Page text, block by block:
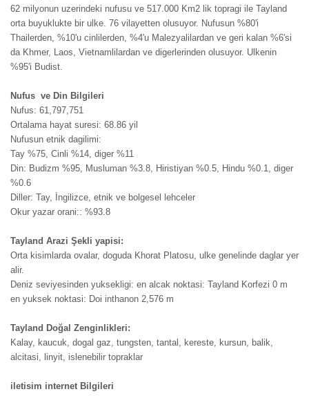
62 milyonun uzerindeki nufusu ve 517.000 Km2 lik topragi ile Tayland
orta buyuklukte bir ulke. 76 vilayetten olusuyor. Nufusun %80'i
Thailerden, %10'u cinlilerden, %4'u Malezyalilardan ve geri kalan %6'si
da Khmer, Laos, Vietnamlilardan ve digerlerinden olusuyor. Ulkenin
%95'i Budist.
Nufus ve Din Bilgileri
Nufus: 61,797,751
Ortalama hayat suresi: 68.86 yil
Nufusun etnik dagilimi:
Tay %75, Cinli %14, diger %11
Din: Budizm %95, Musluman %3.8, Hiristiyan %0.5, Hindu %0.1, diger
%0.6
Diller: Tay, İngilizce, etnik ve bolgesel lehceler
Okur yazar orani:: %93.8
Tayland Arazi Şekli yapisi:
Orta kisimlarda ovalar, doguda Khorat Platosu, ulke genelinde daglar yer
alir.
Deniz seviyesinden yuksekligi: en alcak noktasi: Tayland Korfezi 0 m
en yuksek noktasi: Doi inthanon 2,576 m
Tayland Doğal Zenginlikleri:
Kalay, kaucuk, dogal gaz, tungsten, tantal, kereste, kursun, balik,
alcitasi, linyit, islenebilir topraklar
iletisim internet Bilgileri